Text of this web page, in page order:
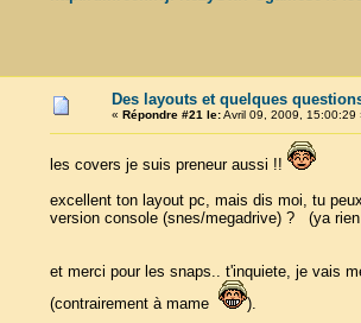
Des layouts et quelques
« Répondre #21 le:Avril 09, 2009, 15:00:29
les covers je suis preneur aussi !!
excellent ton layout pc, mais dis moi, tu
version console (snes/megadrive) ? (ya
et merci pour les snaps.. t'inquiete, je vais
(contrairement à mame
).